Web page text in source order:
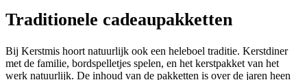
Traditionele cadeaupakketten
Bij Kerstmis hoort natuurlijk ook een heleboel traditie. Kerstdiner
met de familie, bordspelletjes spelen, en het kerstpakket van het
werk natuurlijk. De inhoud van de pakketten is over de jaren heen